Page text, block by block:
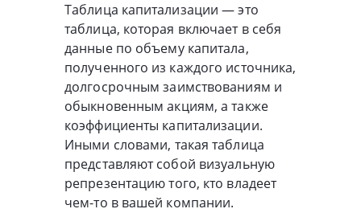
Таблица капитализации — это
таблица, которая включает в себя
данные по объему капитала,
полученного из каждого источника,
долгосрочным заимствованиям и
обыкновенным акциям, а также
коэффициенты капитализации.
Иными словами, такая таблица
представляют собой визуальную
репрезентацию того, кто владеет
чем-то в вашей компании.